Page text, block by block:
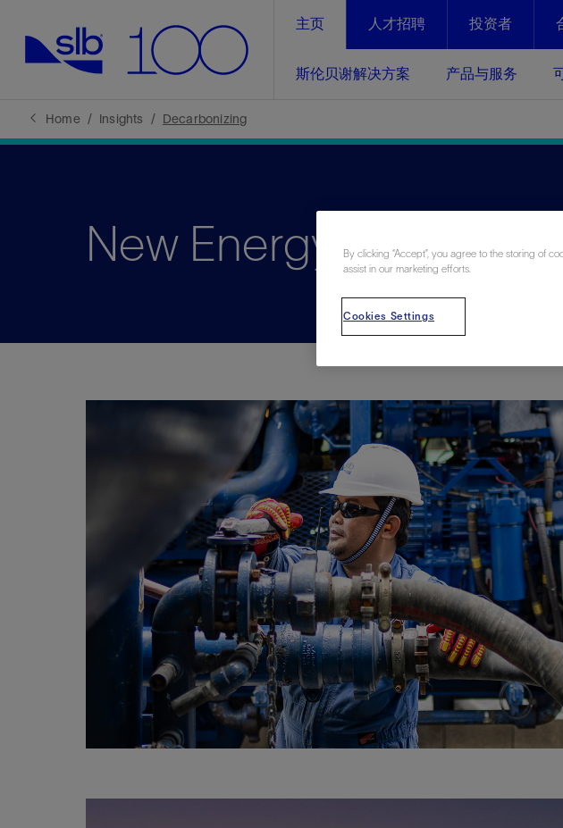
主页 人才招聘 投资者
斯伦贝谢解决方案 产品与服务
斯伦贝谢解决方案
全方位释放资产整个生命周期的生产
推动运营绩效实现下一阶段跨越式发展
斯伦贝谢碳捕获与封存
通过整个CCUS价值链中灵活、可靠、
且经济高效的解决方案，加速帮助客户
净零排放
一体化能源解决方案
整合地下、井筒和设施规划，最大限
少延误并控制成本。
产品与服务
工业脱碳
电动完井技术
经实际验证的电动完井技术。更多选
强成效。核心可靠，信心之选
视图
石油和天然气行业持续创新
即插即弃
一体化项目
数据解决方案
人工智能
可持续发展与碳管理
边缘计算与物联网
咨询服务
Data Center Modular
碳捕获、利用与封存（CCUS）
扩展新能源体系
碳捕获、利用与封存（CCUS）
数据中心基础设施解决方案
储层表征
地面与井下测井
储层测试
岩石与流体分析
油藏描述软件
数据与分析软件
井筒测井解释
经济软件
建井
钻机与钻机设备
井口与采油树系统
钻井服务
钻井液解决方案、系统及产品
固井
测量
数字化钻井软件
完井
流体、固井与工具
人工举升
油藏增产服务
压裂液输送系统
地面与井下测井
生产
服务于产能绩效的数字化
处理与分离
生产系统
监测与监控
生产用化学品与服务
油气田开发与生产软件
中游服务
快速生产响应解决方案
修井
自动修井
连续油管作业
钢丝井干预
电缆井干预
海底修井
抢修服务
井筒完整性评估
电缆修井
地表井测试
即插即弃
井筒完整性评估
油管冲孔和切割
桥塞坐封和取出
井筒重入问题
封隔屏障材料
无钻机弃井解决方案
一体化项目
一体化开发
一体化生产
油藏描述
经济计划
地球化学
地质学
地质力学
地球物理
油气系统
岩石物理
油藏工程
储层描述
计划
油气田发展计划
勘探计划
经济计划
钻井
钻井施工
生产
智能生产工作室
生产运营
资产表现
工艺优化
维护计划
生产保障
生产运营数据
数据解决方案
云端数据解决方案
本地数据解决方案
人工智能
定制人工智能解决方案
人工智能与分析
物联网尖端人工智能
可持续发展与碳管理
数字化碳捕集与碳封存利用
低碳能源
咨询服务
技术咨询
油气田咨询服务
地震处理及解释服务
井筒测井解析
Data Center Modular
Infrastructure
甲烷排放管理
管理解决方案与服务
减少明火燃烧
消减常规火炬
消除非常规火炬
提升火炬内燃效率
碳捕获、利用与封存（CCUS）
碳捕获与加工
碳运输
碳封存
地热
地热可行性
地热田开发
地热增产
地热资源一体化开发
氢
清洁制氢技术
氢工艺建模
锂
锂盐湖资源建模
锂卤水盆地资源报告
可持续锂生产
盐水技术质量计算器
碳捕获、利用与封存（CCUS）
碳捕获与加工
碳运输
碳封存
可持续发展
以人为本
气候行动
我们的净零路线图、帮助客户在作业
进行脱碳以及新能源和转型机遇指导着
实现战略目标
探索更多
首席执行官与首席战略和可持续发
可持续发展治理
利益相关者参与
供应链可持续发展
健康，安全和环境（HSE）
数据隐私与网络安全
多元、平等、包容
创造国内价值
新闻报道与洞察见解
新闻报道
新闻中心
探索斯伦贝谢的最新动态、故事和观点
探索更多
可持续发展
斯伦贝谢能源术语
关于我们
公司治理
斯伦贝谢概述
探索更多
斯伦贝谢概述
领导团队
构建和谐地球家园
斯伦贝谢工友会
扩展新能源体系
石油和天然气行业持续创新
联系董事会
审计委员会
薪酬委员会
提名和治理委员会
能源、技术和创新委员会
财务委员会
健康、安全和环境
培养底蕴深厚的斯伦贝谢安全文化
我们的安全管理方法
人身安全及事故预防
员工健康与福祉
危品管理
可持续发展
技术实力
业务遍布全球
领导团队
斯伦贝谢工友会
危品管理
Home Insights Decarbonizing
New Energy
By clicking “Accept”, you agree to the storing of
assist in our marketing efforts.
Cookies Settings